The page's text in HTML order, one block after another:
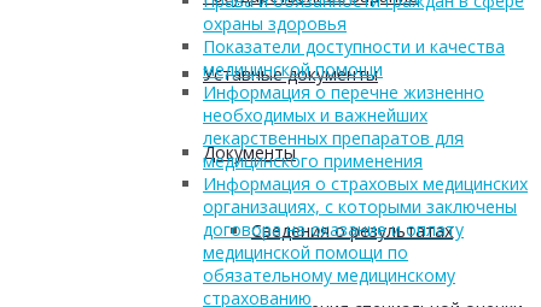
Уставные документы
Документы
Сведения о результатах
охраны здоровья
Показатели доступности и качества
медицинской помощи
Информация о перечне жизненно
необходимых и важнейших
лекарственных препаратов для
медицинского применения
Информация о страховых медицинских
организациях, с которыми заключены
договора на оказание и оплату
медицинской помощи по
обязательному медицинскому
страхованию